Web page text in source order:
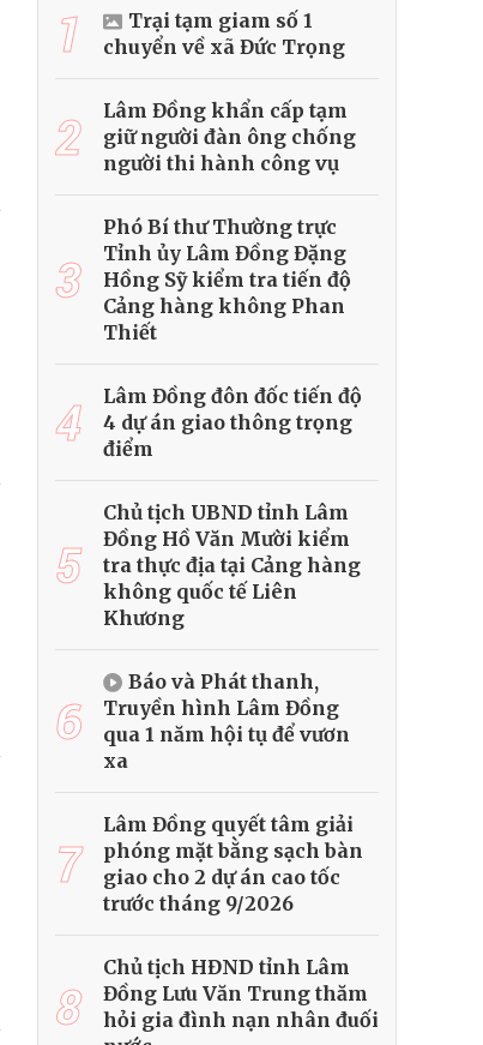
1
Trại tạm giam số 1
chuyển về xã Đức Trọng
2
Lâm Đồng khẩn cấp tạm
giữ người đàn ông chống
người thi hành công vụ
3
Phó Bí thư Thường trực
Tỉnh ủy Lâm Đồng Đặng
Hồng Sỹ kiểm tra tiến độ
Cảng hàng không Phan
Thiết
4
Lâm Đồng đôn đốc tiến độ
4 dự án giao thông trọng
điểm
5
Chủ tịch UBND tỉnh Lâm
Đồng Hồ Văn Mười kiểm
tra thực địa tại Cảng hàng
không quốc tế Liên
Khương
6
Báo và Phát thanh,
Truyền hình Lâm Đồng
qua 1 năm hội tụ để vươn
xa
7
Lâm Đồng quyết tâm giải
phóng mặt bằng sạch bàn
giao cho 2 dự án cao tốc
trước tháng 9/2026
8
Chủ tịch HĐND tỉnh Lâm
Đồng Lưu Văn Trung thăm
hỏi gia đình nạn nhân đuối